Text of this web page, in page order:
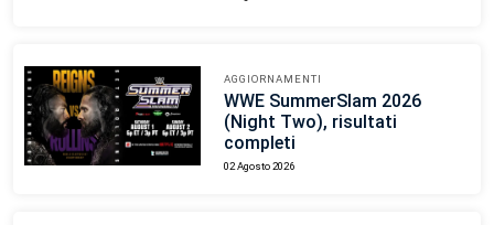
AGGIORNAMENTI
WWE SummerSlam 2026
(Night Two), risultati
completi
02 Agosto 2026